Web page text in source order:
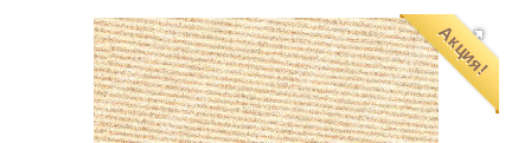
Акция!